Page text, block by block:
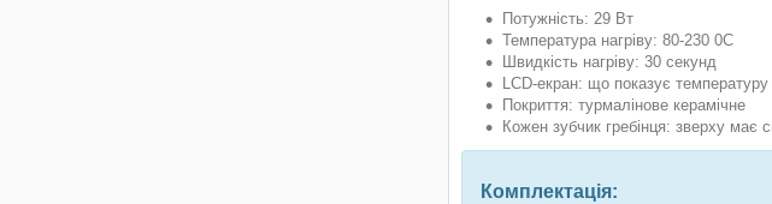
Потужність: 29 Вт
Температура нагріву: 80-230 0С
Швидкість нагріву: 30 секунд
LCD-екран: що показує температуру
Покриття: турмалінове керамічне
Кожен зубчик гребінця: зверху має
Комплектація: